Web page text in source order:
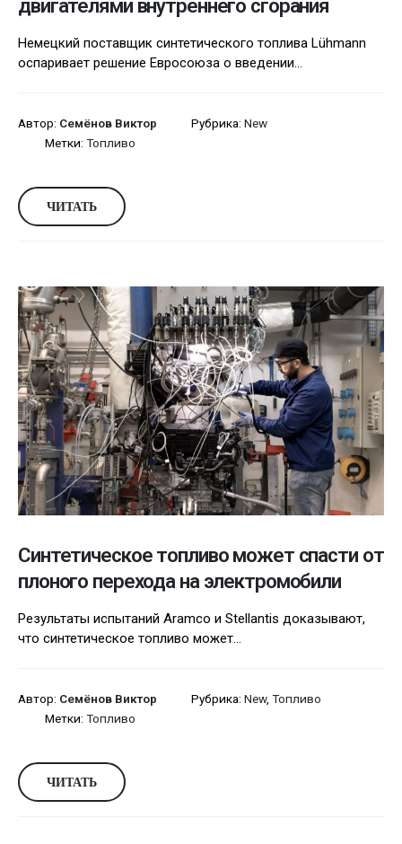
двигателями внутреннего сгорания
Немецкий поставщик синтетического топлива Lühmann
оспаривает решение Евросоюза о введении...
Автор: Семёнов Виктор Рубрика: New
Метки: Топливо
ЧИТАТЬ
Синтетическое топливо может спасти от
плоного перехода на электромобили
Результаты испытаний Aramco и Stellantis доказывают,
что синтетическое топливо может...
Автор: Семёнов Виктор Рубрика: New, Топливо
Метки: Топливо
ЧИТАТЬ